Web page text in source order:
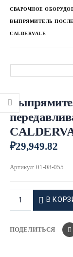
СВАРОЧНОЕ
ВЫПРЯМИТЕЛЬ ПОСЛЕ
CALDERVALE
₽29,949.82
Артикул: 01-08-055
В
ПОДЕЛИТЬСЯ